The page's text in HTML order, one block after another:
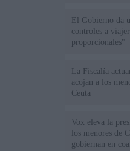
El Gobierno da
controles a
proporcionales"
La Fiscalía
acojan a los
Ceuta
Vox eleva la
los menores de
gobiernan en